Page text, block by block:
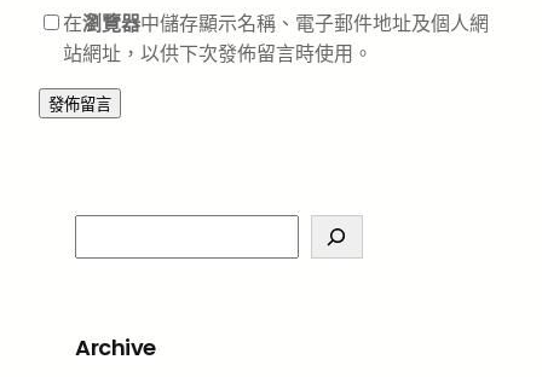
在瀏覽器中儲存顯示名稱、電子郵件地址及個人網
站網址，以供下次發佈留言時使用。
e
c
Archive